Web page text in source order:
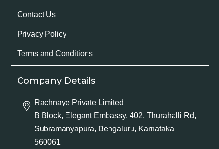
Contact Us
Privacy Policy
Terms and Conditions
Company Details
Rachnaye Private Limited
B Block, Elegant Embassy, 402, Thurahalli Rd,
Subramanyapura, Bengaluru, Karnataka
560061